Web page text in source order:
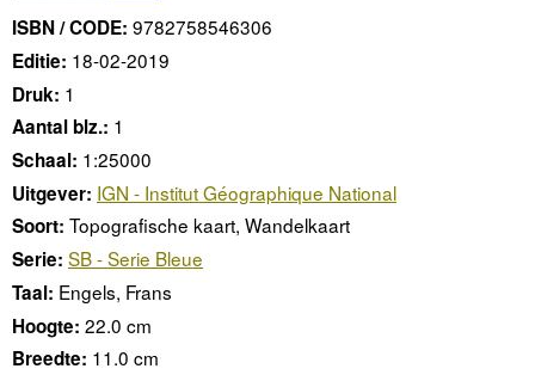
ISBN / CODE: 9782758546306
Editie: 18-02-2019
Druk: 1
Aantal blz.: 1
Schaal: 1:25000
Uitgever: IGN - Institut Géographique National
Soort: Topografische kaart, Wandelkaart
Serie: SB - Serie Bleue
Taal: Engels, Frans
Hoogte: 22.0 cm
Breedte: 11.0 cm